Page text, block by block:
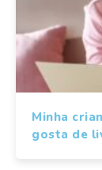
Minha
gosta de